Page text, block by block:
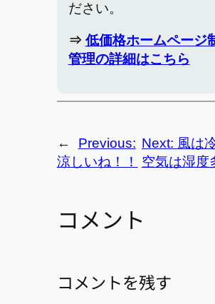
ださい。
⇒ 低価格ホームページ
管理の詳細はこちら
←
Previous:
涼しいね！！
Next: 風は
空気は湿度
コメント
コメントを残す